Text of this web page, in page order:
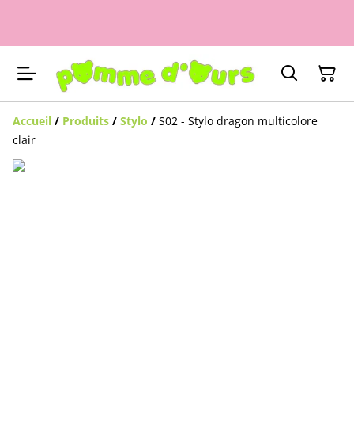
Accueil / Produits / Stylo / S02 - Stylo dragon multicolore
clair